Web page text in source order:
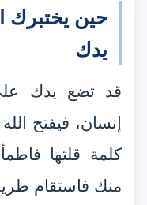
حين يختبرك
يدك
قد تضع يدك
إنسان، فيفتح
كلمة قلتها
منك فاستقام